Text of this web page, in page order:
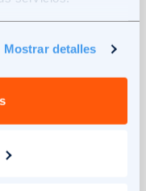
Mostrar detalles
cumplir una
7 % en la
Aplicable a
con un